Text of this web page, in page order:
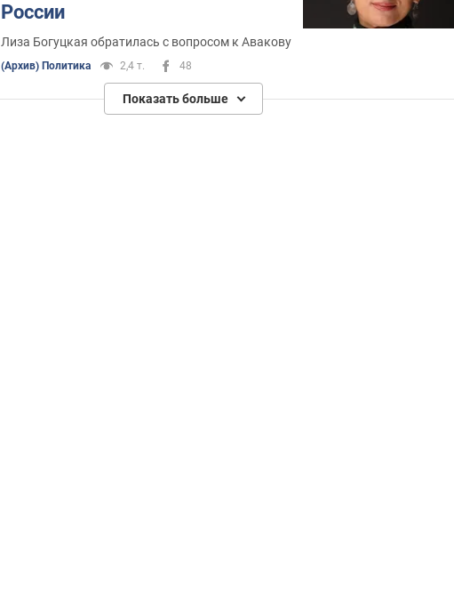
России
Лиза Богуцкая обратилась с вопросом к Авакову
(Архив) Политика 2,4 т. 48
Показать больше